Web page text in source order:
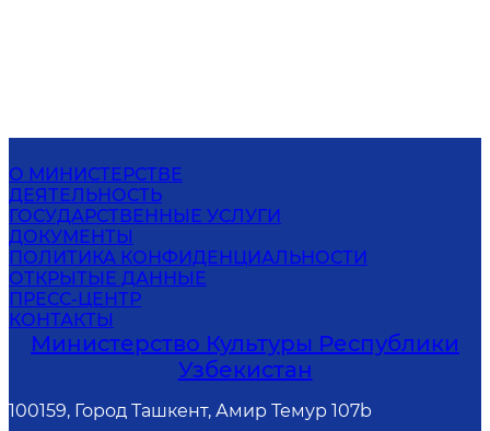
О МИНИСТЕРСТВЕ
ДЕЯТЕЛЬНОСТЬ
ГОСУДАРСТВЕННЫЕ УСЛУГИ
ДОКУМЕНТЫ
ПОЛИТИКА КОНФИДЕНЦИАЛЬНОСТИ
ОТКРЫТЫЕ ДАННЫЕ
ПРЕСС-ЦЕНТР
КОНТАКТЫ
Министерство Культуры Республики
Узбекистан
100159, Город Ташкент, Амир Темур 107b